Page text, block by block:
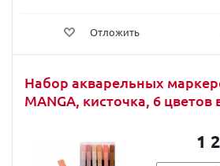
Отложить
Набор акварельных
MANGA, кисточка, 6 цветов
1